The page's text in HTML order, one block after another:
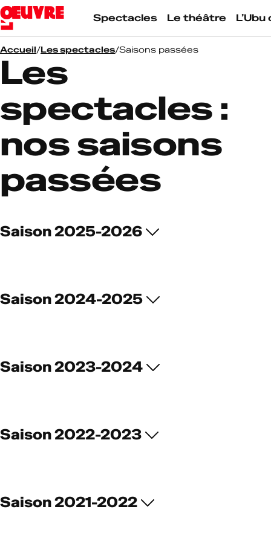
Skip
to
content
Spectacles Le théâtre
Accueil/Les spectacles/Saisons passées
Les
spectacles :
nos saisons
passées
des
spectacles
Saison 2025-2026
Saison 2024-2025
Saison 2023-2024
Saison 2022-2023
Saison 2021-2022